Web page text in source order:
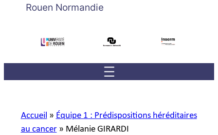
Rouen Normandie
Accueil » Équipe 1 : Prédispositions héréditaires
au cancer» Mélanie GIRARDI